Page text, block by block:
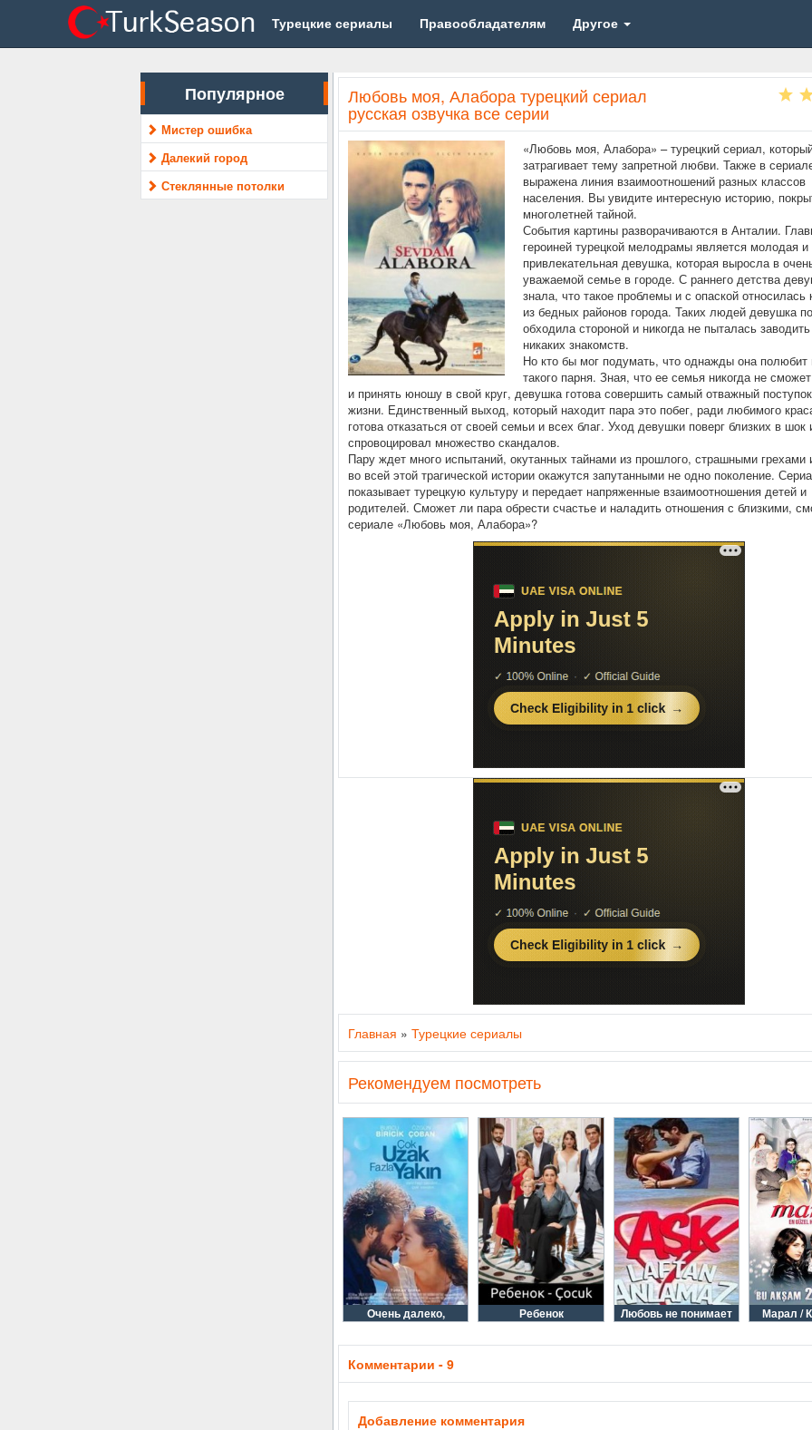
Турецкие сериалы Правообладателям Другое
Популярное
Мистер ошибка
Далекий город
Стеклянные потолки
Любовь моя, Алабора турецкий сериал
русская озвучка все серии
«Любовь моя, Алабора» – турецкий сериал,
затрагивает тему запретной любви. Также в
выражена линия взаимоотношений разных классов
населения. Вы увидите интересную историю,
многолетней тайной.
События картины разворачиваются в Анталии.
героиней турецкой мелодрамы является молодая и
привлекательная девушка, которая выросла в
уважаемой семье в городе. С раннего детства
знала, что такое проблемы и с опаской
из бедных районов города. Таких людей девушка
обходила стороной и никогда не пыталась
никаких знакомств.
Но кто бы мог подумать, что однажды она полюбит
такого парня. Зная, что ее семья никогда не
и принять юношу в свой круг, девушка готова совершить самый отважный
жизни. Единственный выход, который находит пара это побег, ради любимого
готова отказаться от своей семьи и всех благ. Уход девушки поверг близких в шок
спровоцировал множество скандалов.
Пару ждет много испытаний, окутанных тайнами из прошлого, страшными грехами
во всей этой трагической истории окажутся запутанными не одно поколение.
показывает турецкую культуру и передает напряженные взаимоотношения детей и
родителей. Сможет ли пара обрести счастье и наладить отношения с близкими,
сериале «Любовь моя, Алабора»?
Главная » Турецкие сериалы
Рекомендуем посмотреть
Очень далеко, Ребенок Любовь не понимает Марал /
Комментарии - 9
Добавление комментария